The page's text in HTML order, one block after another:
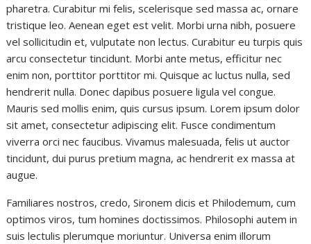
pharetra. Curabitur mi felis, scelerisque sed massa ac, ornare
tristique leo. Aenean eget est velit. Morbi urna nibh, posuere
vel sollicitudin et, vulputate non lectus. Curabitur eu turpis quis
arcu consectetur tincidunt. Morbi ante metus, efficitur nec
enim non, porttitor porttitor mi. Quisque ac luctus nulla, sed
hendrerit nulla. Donec dapibus posuere ligula vel congue.
Mauris sed mollis enim, quis cursus ipsum. Lorem ipsum dolor
sit amet, consectetur adipiscing elit. Fusce condimentum
viverra orci nec faucibus. Vivamus malesuada, felis ut auctor
tincidunt, dui purus pretium magna, ac hendrerit ex massa at
augue.
Familiares nostros, credo, Sironem dicis et Philodemum, cum
optimos viros, tum homines doctissimos. Philosophi autem in
suis lectulis plerumque moriuntur. Universa enim illorum